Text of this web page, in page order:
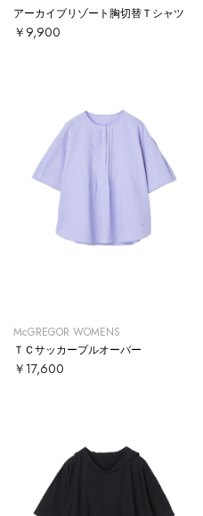
アーカイブリゾート胸切替Ｔシャツ
￥9,900
McGREGOR WOMENS
ＴＣサッカープルオーバー
￥17,600